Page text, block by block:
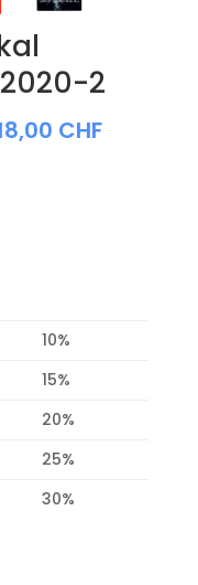
2
CHF
10%
15%
20%
25%
30%